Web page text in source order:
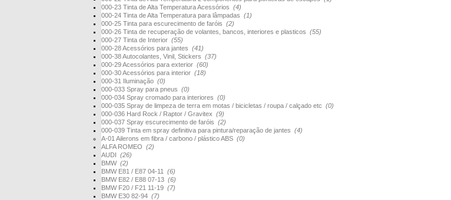
000-23 Tinta de Alta Temperatura Acessórios (4)
000-24 Tinta de Alta Temperatura para lâmpadas (1)
000-25 Tinta para escurecimento de faróis (2)
000-26 Tinta de recuperação de volantes, bancos, interiores e plasticos (55)
000-27 Tinta de Interior (55)
000-28 Acessórios para jantes (41)
000-38 Autocolantes, Vinil, Stickers (37)
000-29 Acessórios para exterior (60)
000-30 Acessórios para interior (18)
000-31 Iluminação (0)
000-033 Spray para pneus (0)
000-034 Spray cromado para interiores (0)
000-035 Spray de limpeza de terra em motas / bicicletas / roupa / calçado etc (0)
000-036 Hard Rock / Raptor / Gravitex (9)
000-037 Spray escurecimento de faróis (2)
000-039 Tinta em spray definitiva para pintura/reparação de jantes (4)
A-01 Ailerons em fibra / carbono / plástico ABS (0)
ALFA ROMEO (2)
AUDI (26)
BMW (2)
BMW E81 / E87 04-11 (6)
BMW E82 / E88 07-13 (6)
BMW F20 / F21 11-19 (7)
BMW E30 82-94 (7)